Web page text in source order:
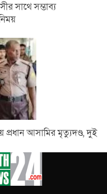
সাথে সম্ভাব্য
প্রধান আসামির মৃত্যুদণ্ড, দুই